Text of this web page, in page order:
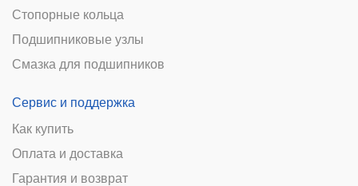
Стопорные кольца
Подшипниковые узлы
Смазка для подшипников
Сервис и поддержка
Как купить
Оплата и доставка
Гарантия и возврат